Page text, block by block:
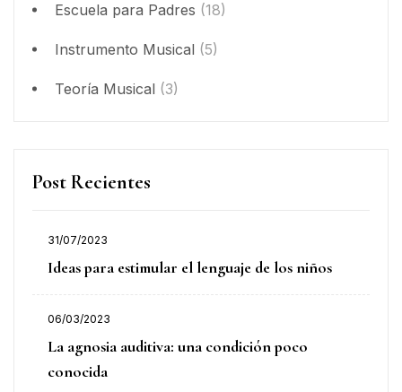
Escuela para Padres (18)
Instrumento Musical (5)
Teoría Musical (3)
Post Recientes
31/07/2023
Ideas para estimular el lenguaje de los niños
06/03/2023
La agnosia auditiva: una condición poco
conocida